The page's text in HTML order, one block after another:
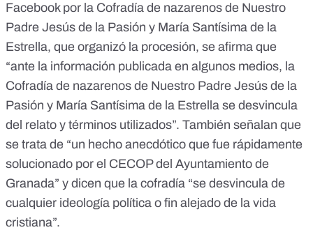
Facebookpor la Cofradía de nazarenos de Nuestro
Padre Jesús de la Pasión y María Santísima de la
Estrella, que organizó la procesión, se afirma que
“ante la información publicada en algunos medios, la
Cofradía de nazarenos de Nuestro Padre Jesús de la
Pasión y María Santísima de la Estrella se desvincula
del relato y términos utilizados”. También señalan que
se trata de “un hecho anecdótico que fue rápidamente
solucionado por el CECOP del Ayuntamiento de
Granada” y dicen que la cofradía “se desvincula de
cualquier ideología política o fin alejado de la vida
cristiana”.